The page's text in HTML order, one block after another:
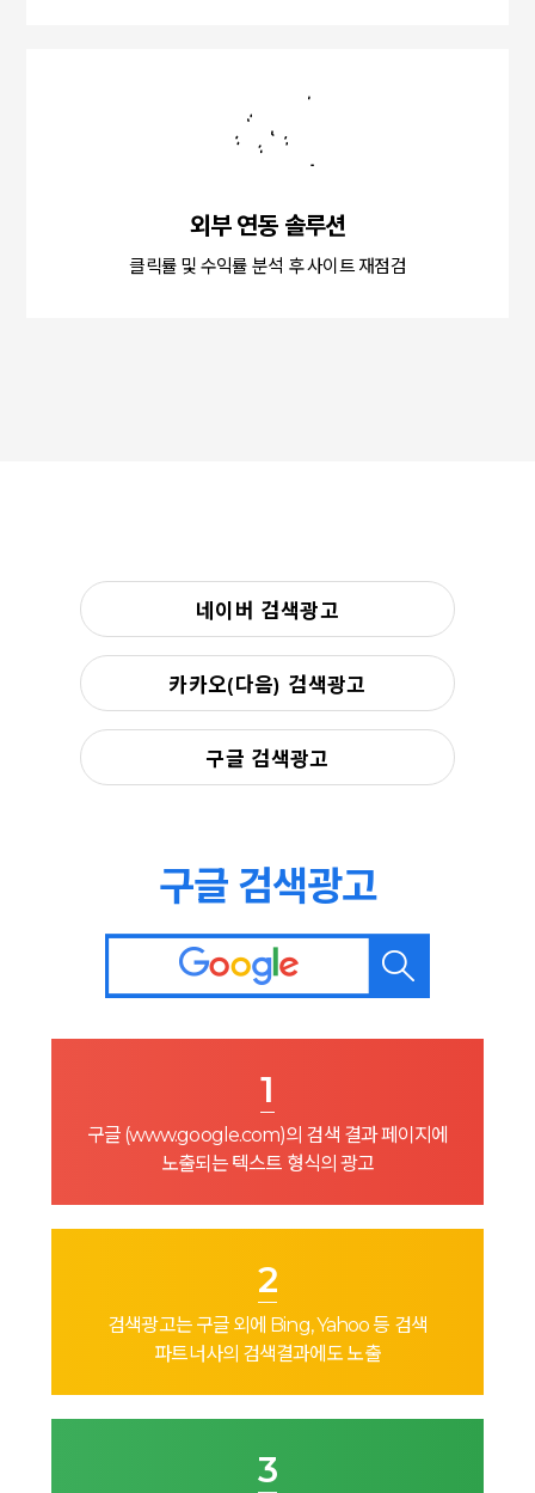
외부 연동 솔루션
클릭률 및 수익률 분석 후 사이트 재점검
네이버 검색광고
카카오(다음) 검색광고
구글 검색광고
구글 검색광고
1
구글 (www.google.com)의 검색 결과 페이지에
노출되는 텍스트 형식의 광고
2
검색광고는 구글 외에 Bing, Yahoo 등 검색
파트너사의 검색결과에도 노출
3